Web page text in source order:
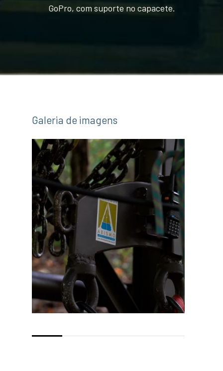
GoPro, com suporte no capacete.
Galeria de imagens